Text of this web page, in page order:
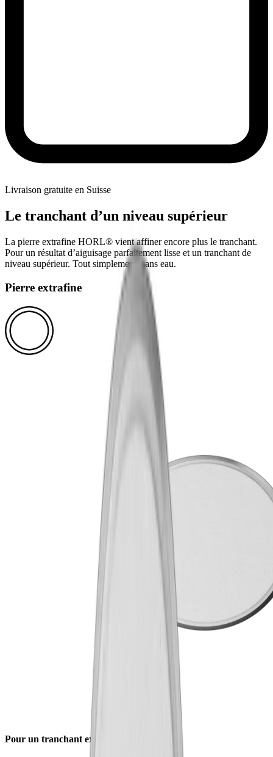
Livraison gratuite en Suisse
Le tranchant d’un niveau supérieur
La pierre extrafine HORL® vient affiner encore plus le tranchant.
Pour un résultat d’aiguisage parfaitement lisse et un tranchant de
niveau supérieur. Tout simplement, sans eau.
Pierre extrafine
Pour un tranchant extra fin